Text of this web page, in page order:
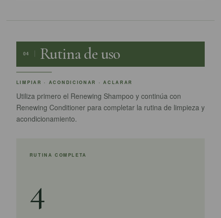
04 Rutina de uso
LIMPIAR · ACONDICIONAR · ACLARAR
Utiliza primero el Renewing Shampoo y continúa con
Renewing Conditioner para completar la rutina de limpieza y
acondicionamiento.
RUTINA COMPLETA
4